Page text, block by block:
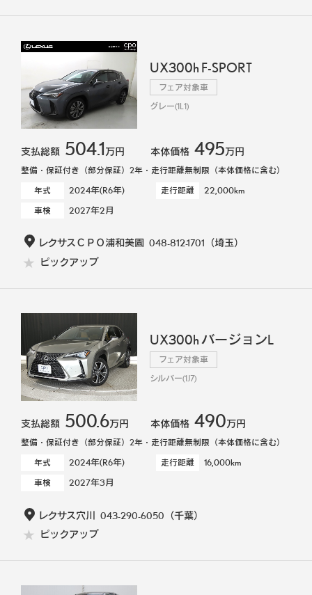
UX300h F-SPORT
フェア対象車
グレー(1L1)
支払総額 504.1万円 本体価格 495万円
整備・保証付き（部分保証）2年・走行距離無制限（本体価格に含む）
年式
2024年(R6年) 走行距離 22,000km
車検 2027年2月
レクサスＣＰＯ浦和美園 048-812-1701 （埼玉）
ピックアップ
UX300h バージョンL
フェア対象車
シルバー(1J7)
支払総額 500.6万円 本体価格 490万円
整備・保証付き（部分保証）2年・走行距離無制限（本体価格に含む）
年式
2024年(R6年) 走行距離 16,000km
車検 2027年3月
レクサス穴川 043-290-6050 （千葉）
ピックアップ